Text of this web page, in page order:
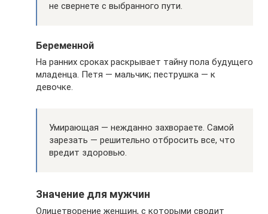
не свернете с выбранного пути.
Беременной
На ранних сроках раскрывает тайну пола будущего
младенца. Петя — мальчик; пеструшка — к
девочке.
Умирающая — нежданно захвораете. Самой
зарезать — решительно отбросить все, что
вредит здоровью.
Значение для мужчин
Олицетворение женщин, с которыми сводит